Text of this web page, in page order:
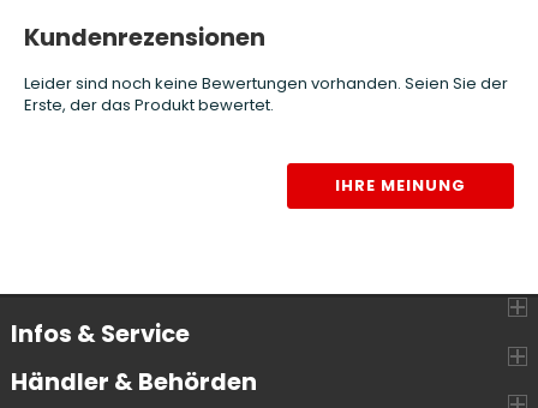
Kundenrezensionen
Leider sind noch keine Bewertungen vorhanden. Seien Sie der
Erste, der das Produkt bewertet.
IHRE MEINUNG
Infos & Service
Händler & Behörden